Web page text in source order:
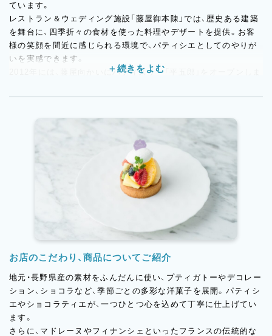
ています。
レストラン＆ウェディング施設「藤屋御本陳」では、歴史ある建築
を舞台に、四季折々の食材を使った料理やデザートを提供。お客
様の笑顔を間近に感じられる環境で、パティシエとしてのやりが
いを実感できます。
2012年には、藤屋向かいにパティスリー「平五郎」をオープンしま
たタルトやパフェなど、多彩なスイーツを展開。季節ごとの新し
「幸せなときを、もっと幸せに」という理念のもと、食を通じて心
に残る体験を届ける場所として、スタッフ一人ひとりの想いを大
切にしています。
お店のこだわり、商品についてご紹介
地元・長野県産の素材をふんだんに使い、プティガトーやデコレー
ション、ショコラなど、季節ごとの多彩な洋菓子を展開。パティシ
エやショコラティエが、一つひとつ心を込めて丁寧に仕上げてい
ます。
さらに、マドレーヌやフィナンシェといったフランスの伝統的な